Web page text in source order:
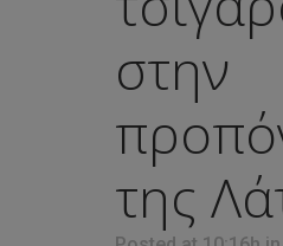
στην
της